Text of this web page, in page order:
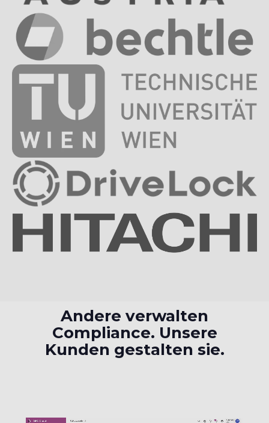
Andere verwalten
Compliance. Unsere
Kunden gestalten sie.